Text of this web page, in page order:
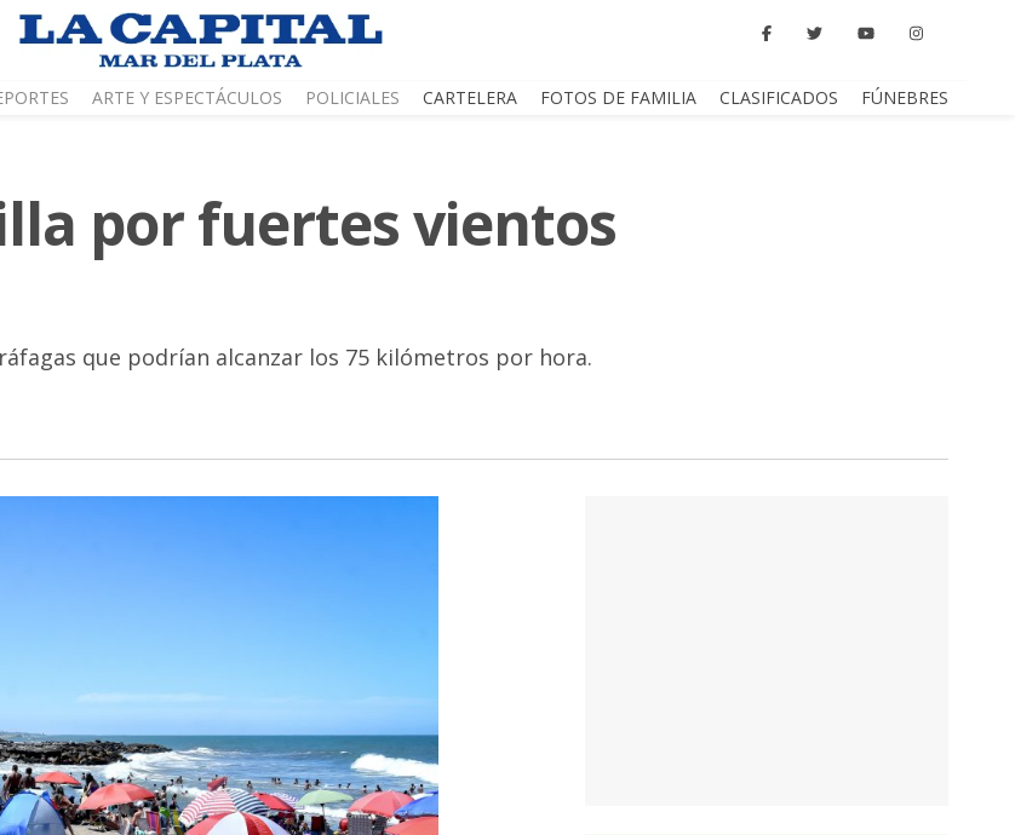
ARTE Y ESPECTÁCULOS POLICIALES CARTELERA FOTOS DE FAMILIA CLASIFICADOS FÚNEBRES
por fuertes vientos
que podrían alcanzar los 75 kilómetros por hora.